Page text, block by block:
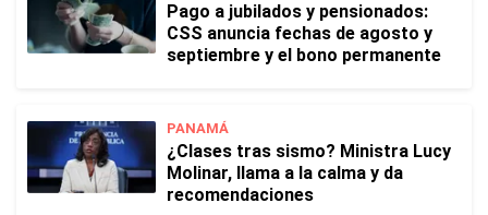
Pago a jubilados y pensionados:
CSS anuncia fechas de agosto y
septiembre y el bono permanente
PANAMÁ
¿Clases tras sismo? Ministra Lucy
Molinar, llama a la calma y da
recomendaciones